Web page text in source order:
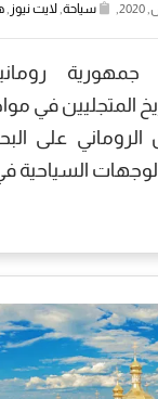
سياحة,لايت نيوز ,
جمهورية
المتجليين في
الروماني على
السياحية في